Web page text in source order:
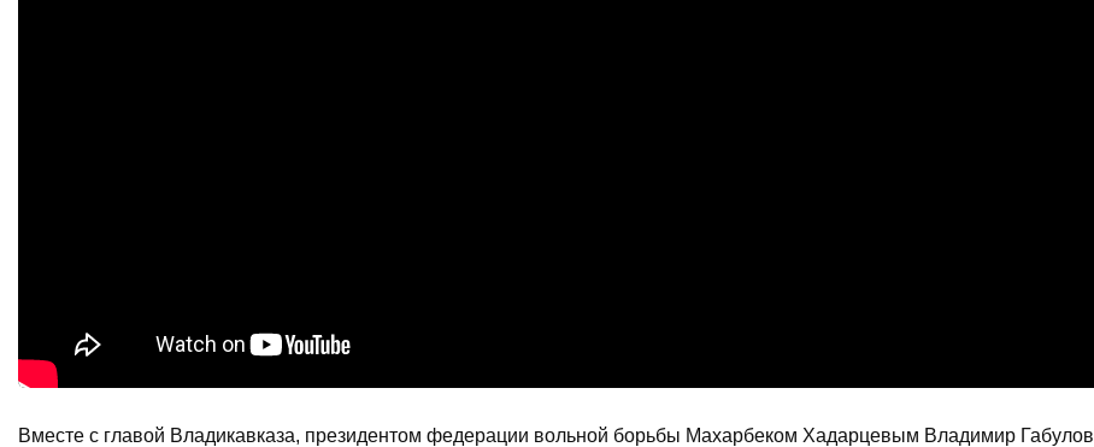
Вместе с главой Владикавказа, президентом федерации вольной борьбы Махарбеком Хадарцевым Владимир Габулов